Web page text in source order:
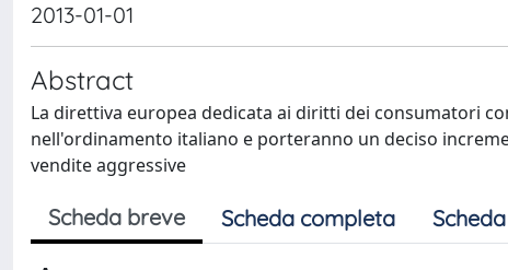
2013-01-01
Abstract
La direttiva europea dedicata ai diritti dei consumatori
nell'ordinamento italiano e porteranno un deciso
vendite aggressive
Scheda breve Scheda completa